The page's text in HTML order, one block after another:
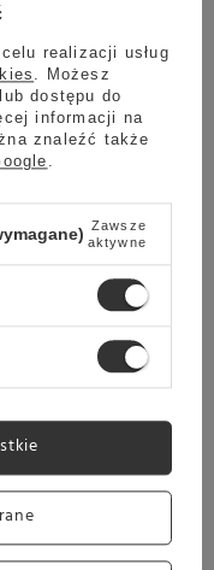
dostawa
w magazynie
dostawa
cennik
realizacji usług
. Możesz
dostępu do
informacji na
znaleźć także
Zawsze
aktywne